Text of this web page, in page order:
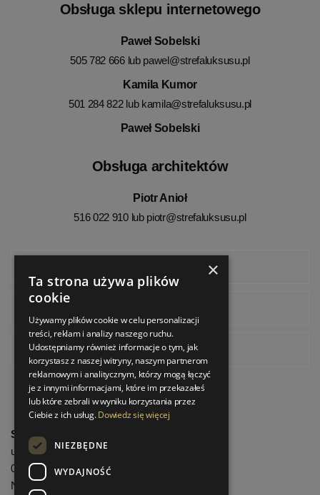
Obsługa sklepu internetowego
Paweł Sobelski
505 782 666 lub pawel@strefaluksusu.pl
Kamila Kumor
501 284 822 lub kamila@strefaluksusu.pl
Paweł Sobelski
Obsługa architektów
Piotr Anioł
516 022 910 lub piotr@strefaluksusu.pl
Pinterest
StrefaLuksusu.pl
ul. Bartycka 24/26 Pawilon 227
00-716 Warszawa
NIP: 8251972213
×
Ta strona używa plików
cookie
Używamy plików cookie w celu personalizacji
treści, reklam i analizy naszego ruchu.
Udostępniamy również informacje o tym, jak
korzystasz z naszej witryny, naszym partnerom
reklamowym i analitycznym, którzy mogą łączyć
je z innymi informacjami, które im przekazałeś
lub które zebrali w wyniku korzystania przez
Ciebie z ich usług.Dowiedz się więcej
NIEZBĘDNE
WYDAJNOŚĆ